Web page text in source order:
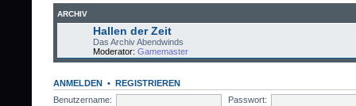
ARCHIV
Hallen der Zeit
Das Archiv Abendwinds
Moderator: Gamemaster
ANMELDEN • REGISTRIEREN
Benutzername:
Passwort: